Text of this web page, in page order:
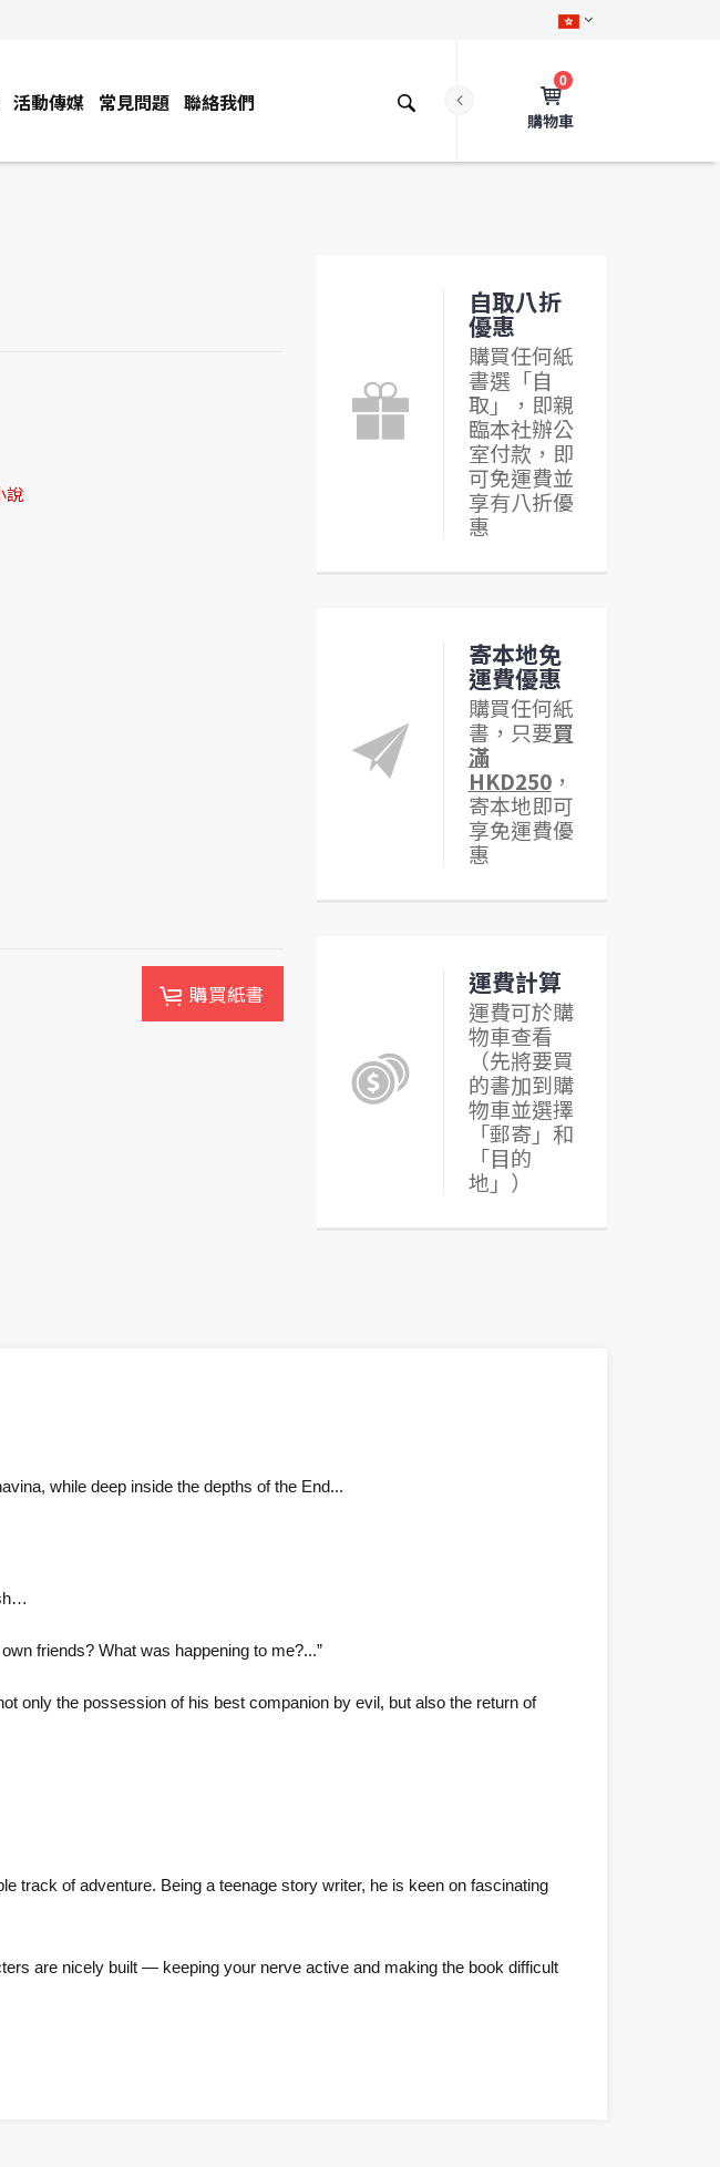
0
購物車
活動傳媒 常見問題 聯絡我們
說
購買紙書
自取八折
優惠
購買任何紙
書選「自
取」，即親
臨本社辦公
室付款，即
可免運費並
享有八折優
惠
寄本地免
運費優惠
購買任何紙
書，只要買
滿
HKD250，
寄本地即可
享免運費優
惠
運費計算
運費可於購
物車查看
（先將要買
的書加到購
物車並選擇
「郵寄」和
「目的
地」）
while deep inside the depths of the End...
friends? What was happening to me?...”
only the possession of his best companion by evil, but also the return of
track of adventure. Being a teenage story writer, he is keen on fascinating
are nicely built — keeping your nerve active and making the book difficult